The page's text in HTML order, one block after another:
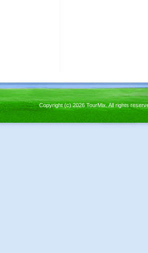
Copyright (c) 2026 TourMix. All rights